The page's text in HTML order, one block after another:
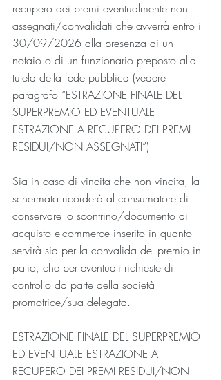
recupero dei premi eventualmente non
assegnati/convalidati che avverrà entro il
30/09/2026 alla presenza di un
notaio o di un funzionario preposto alla
tutela della fede pubblica (vedere
paragrafo “ESTRAZIONE FINALE DEL
SUPERPREMIO ED EVENTUALE
ESTRAZIONE A RECUPERO DEI PREMI
RESIDUI/NON ASSEGNATI”)
Sia in caso di vincita che non vincita, la
schermata ricorderà al consumatore di
conservare lo scontrino/documento di
acquisto e-commerce inserito in quanto
servirà sia per la convalida del premio in
palio, che per eventuali richieste di
controllo da parte della società
promotrice/sua delegata.
ESTRAZIONE FINALE DEL SUPERPREMIO
ED EVENTUALE ESTRAZIONE A
RECUPERO DEI PREMI RESIDUI/NON